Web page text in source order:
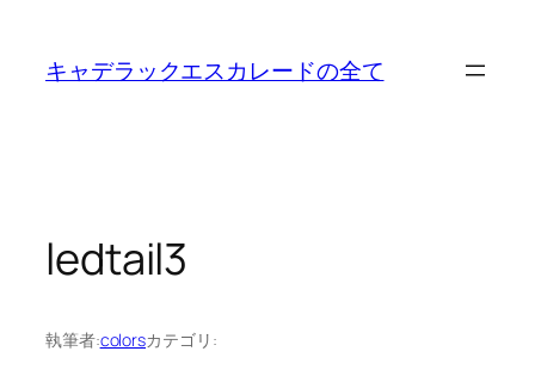
キャデラックエスカレードの全て
ledtail3
執筆者:colorsカテゴリ: